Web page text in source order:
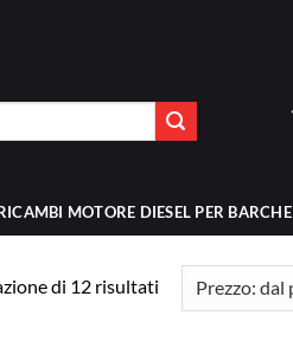
MOTORE DIESEL PER BARCHE
di 12 risultatiPrezzo: